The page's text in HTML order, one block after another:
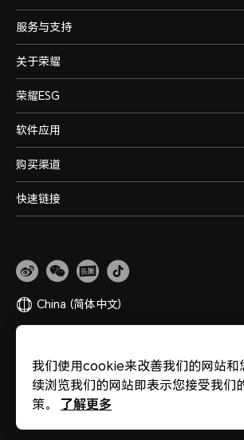
服务与支持
关于荣耀
荣耀ESG
软件应用
购买渠道
快速链接
China (简体中文)
版权所有 © 荣耀终端股份有限公司 2020-2026 保留一
我们使用cookie来改善我们的网站和
续浏览我们的网站即表示您接受我们
策。
了解更多